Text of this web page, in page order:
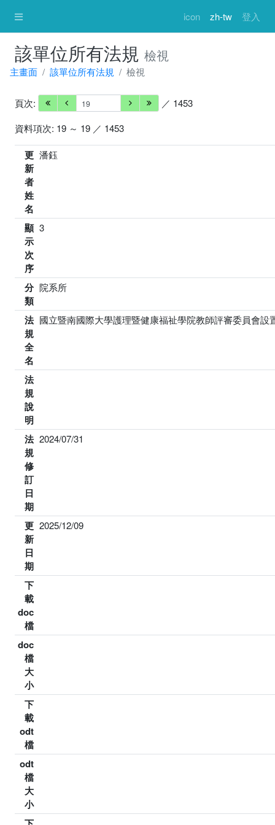
icon zh-tw 登入
該單位所有法規 檢視
主畫面 該單位所有法規 檢視
頁次:
／ 1453
資料項次: 19 ～ 19 ／ 1453
更
新
者
姓
名
潘鈺
顯
示
次
序
3
分
類
院系所
法
規
全
名
國立暨南國際大學護理暨健康福祉學院教師評審委員會設
法
規
說
明
法
規
修
訂
日
期
2024/07/31
更
新
日
期
2025/12/09
下
載
doc
檔
doc
檔
大
小
下
載
odt
檔
odt
檔
大
小